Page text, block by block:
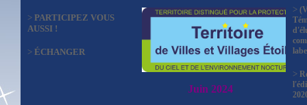
> PARTICIPEZ VOUS
AUSSI !
> ÉCHANGER
Juin 2024
>
>